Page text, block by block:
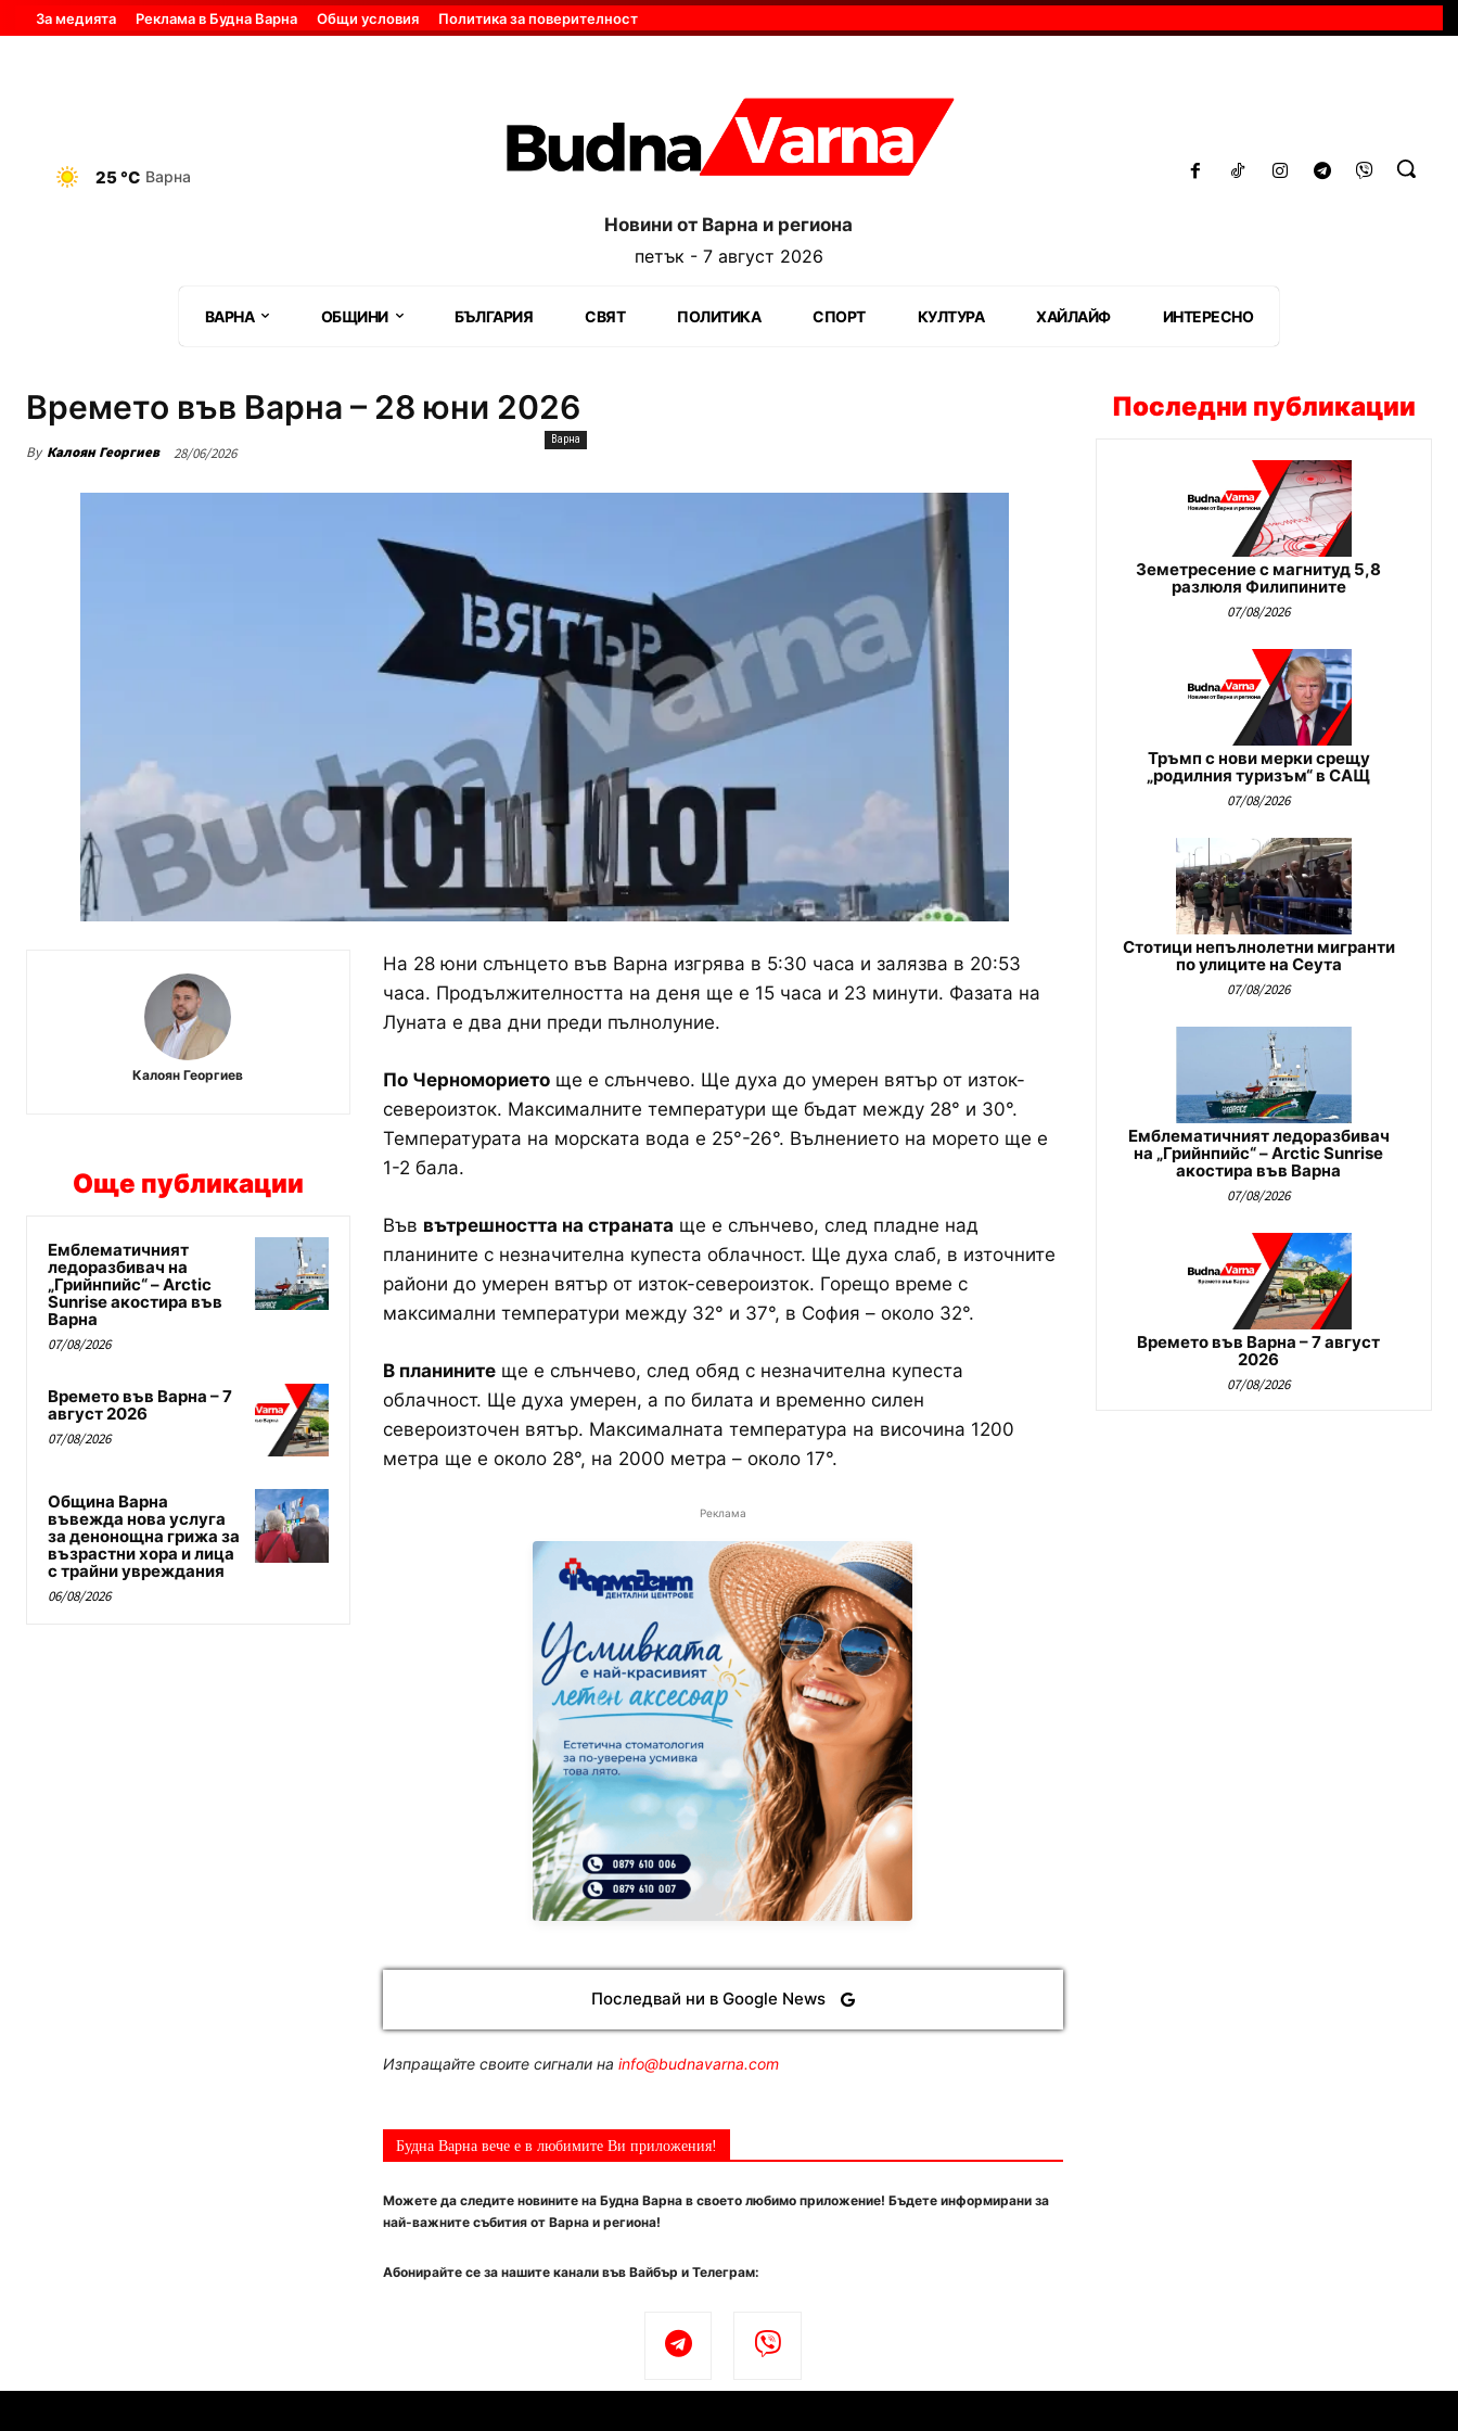
За медията Реклама в Будна Варна Общи условия Политика за поверителност
25 °C Варна
Новини от Варна и региона
петък - 7 август 2026
ВАРНА ОБЩИНИ БЪЛГАРИЯ СВЯТ ПОЛИТИКА СПОРТ КУЛТУРА ХАЙЛАЙФ ИНТЕРЕСНО
Времето във Варна – 28 юни 2026
By Калоян Георгиев 28/06/2026
Варна
Калоян Георгиев
Още публикации
Емблематичният
ледоразбивач на
„Грийнпийс“ – Arctic
Sunrise акостира във
Варна
07/08/2026
Времето във Варна – 7
август 2026
07/08/2026
Община Варна
въвежда нова услуга
за денонощна грижа за
възрастни хора и лица
с трайни увреждания
06/08/2026
На 28 юни слънцето във Варна изгрява в 5:30 часа и залязва в 20:53
часа. Продължителността на деня ще е 15 часа и 23 минути. Фазата на
Луната е два дни преди пълнолуние.
По Черномориетоще е слънчево. Ще духа до умерен вятър от изток-
североизток. Максималните температури ще бъдат между 28° и 30°.
Температурата на морската вода е 25°-26°. Вълнението на морето ще е
1-2 бала.
Във вътрешността на страната ще е слънчево, след пладне над
планините с незначителна купеста облачност. Ще духа слаб, в източните
райони до умерен вятър от изток-североизток. Горещо време с
максимални температури между 32° и 37°, в София – около 32°.
В планинитеще е слънчево, след обяд с незначителна купеста
облачност. Ще духа умерен, а по билата и временно силен
североизточен вятър. Максималната температура на височина 1200
метра ще е около 28°, на 2000 метра – около 17°.
Реклама
Последвай ни в Google News
Изпращайте своите сигнали на info@budnavarna.com
Будна Варна вече е в любимите Ви приложения!
Можете да следите новините на Будна Варна в своето любимо приложение! Бъдете информирани за
най-важните събития от Варна и региона!
Абонирайте се за нашите канали във Вайбър и Телеграм:
Последни публикации
Земетресение с магнитуд 5,8
разлюля Филипините
07/08/2026
Тръмп с нови мерки срещу
„родилния туризъм“ в САЩ
07/08/2026
Стотици непълнолетни мигранти
по улиците на Сеута
07/08/2026
Емблематичният ледоразбивач
на „Грийнпийс“ – Arctic Sunrise
акостира във Варна
07/08/2026
Времето във Варна – 7 август
2026
07/08/2026